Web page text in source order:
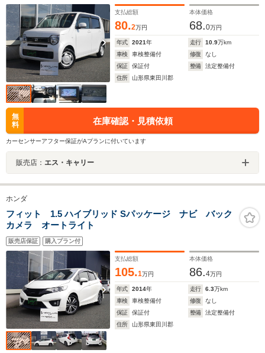
支払総額
80.2万円
本体価格
68.0万円
年式 2021年 走行 10.9万km
車検
車検整備付 修復
なし
保証
保証付 整備
法定整備付
住所
山形県東田川郡
無
料
在庫確認・見積依頼
カーセンサーアフター保証がAプランに付いています
販売店： エス・キャリー
ホンダ
フィット 1.5 ハイブリッド Sパッケージ ナビ バック
カメラ オートライト
販売店保証 購入プラン付
支払総額
105.1万円
本体価格
86.4万円
年式 2014年 走行 6.3万km
車検
車検整備付 修復
なし
保証
保証付 整備
法定整備付
住所
山形県東田川郡